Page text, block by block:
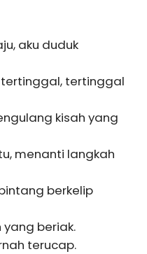
aku duduk
tertinggal
kisah yang
menanti langkah
berkelip
beriak.
terucap.